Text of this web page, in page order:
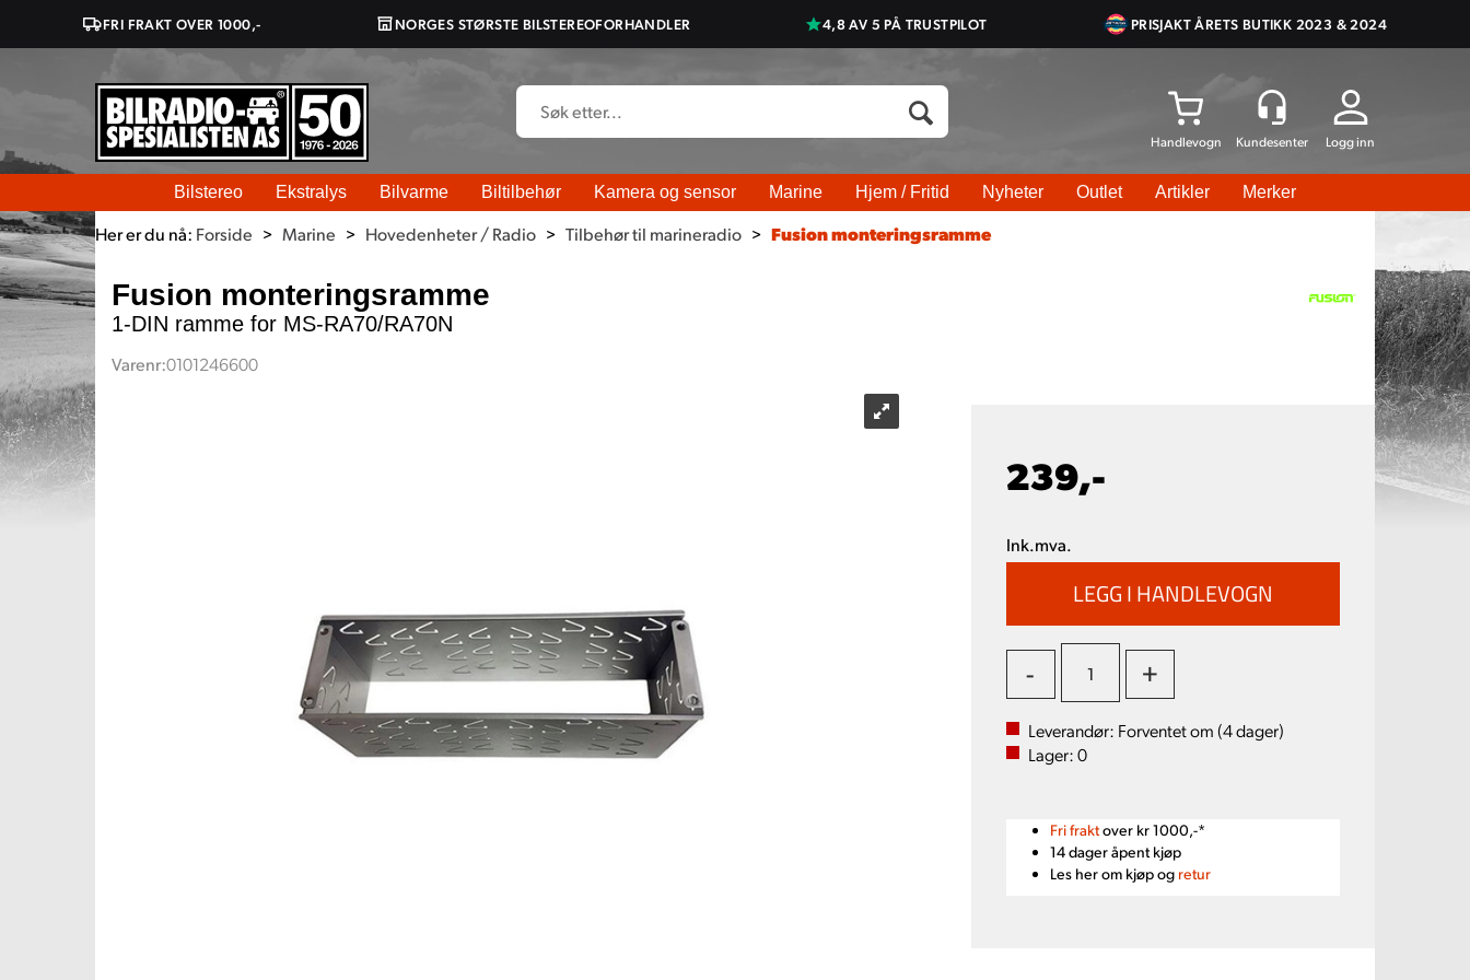
FRI FRAKT OVER 1000,- NORGES STØRSTE BILSTEREOFORHANDLER 4,8 AV 5 PÅ TRUSTPILOT PRISJAKT ÅRETS BUTIKK 2023 & 2024
Logg inn
Bilstereo Ekstralys Bilvarme Biltilbehør Kamera og sensor Marine Hjem / Fritid Nyheter Outlet Artikler Merker
Her er du nå: Forside > Marine > Hovedenheter / Radio > Tilbehør til marineradio > Fusion monteringsramme
Fusion monteringsramme
1-DIN ramme for MS-RA70/RA70N
Varenr:0101246600
239,-
Ink.mva.
- +
Leverandør: Forventet om (4dager)
Lager:0
Fri fraktover kr 1000,-*
14 dager åpent kjøp
Les her om kjøp og retur